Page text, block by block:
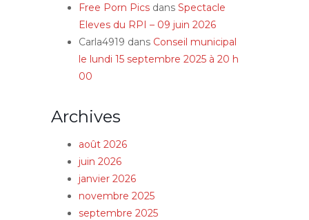
Free Porn Pics dans Spectacle
Eleves du RPI – 09 juin 2026
Carla4919 dans Conseil municipal
le lundi 15 septembre 2025 à 20 h
00
Archives
août 2026
juin 2026
janvier 2026
novembre 2025
septembre 2025